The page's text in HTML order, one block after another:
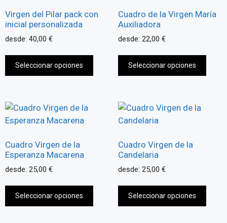
Virgen del Pilar pack con
inicial personalizada
desde: 40,00 €
Seleccionar opciones
Cuadro de la Virgen María
Auxiliadora
desde: 22,00 €
Seleccionar opciones
Cuadro Virgen de la
Esperanza Macarena
desde: 25,00 €
Seleccionar opciones
Cuadro Virgen de la
Candelaria
desde: 25,00 €
Seleccionar opciones